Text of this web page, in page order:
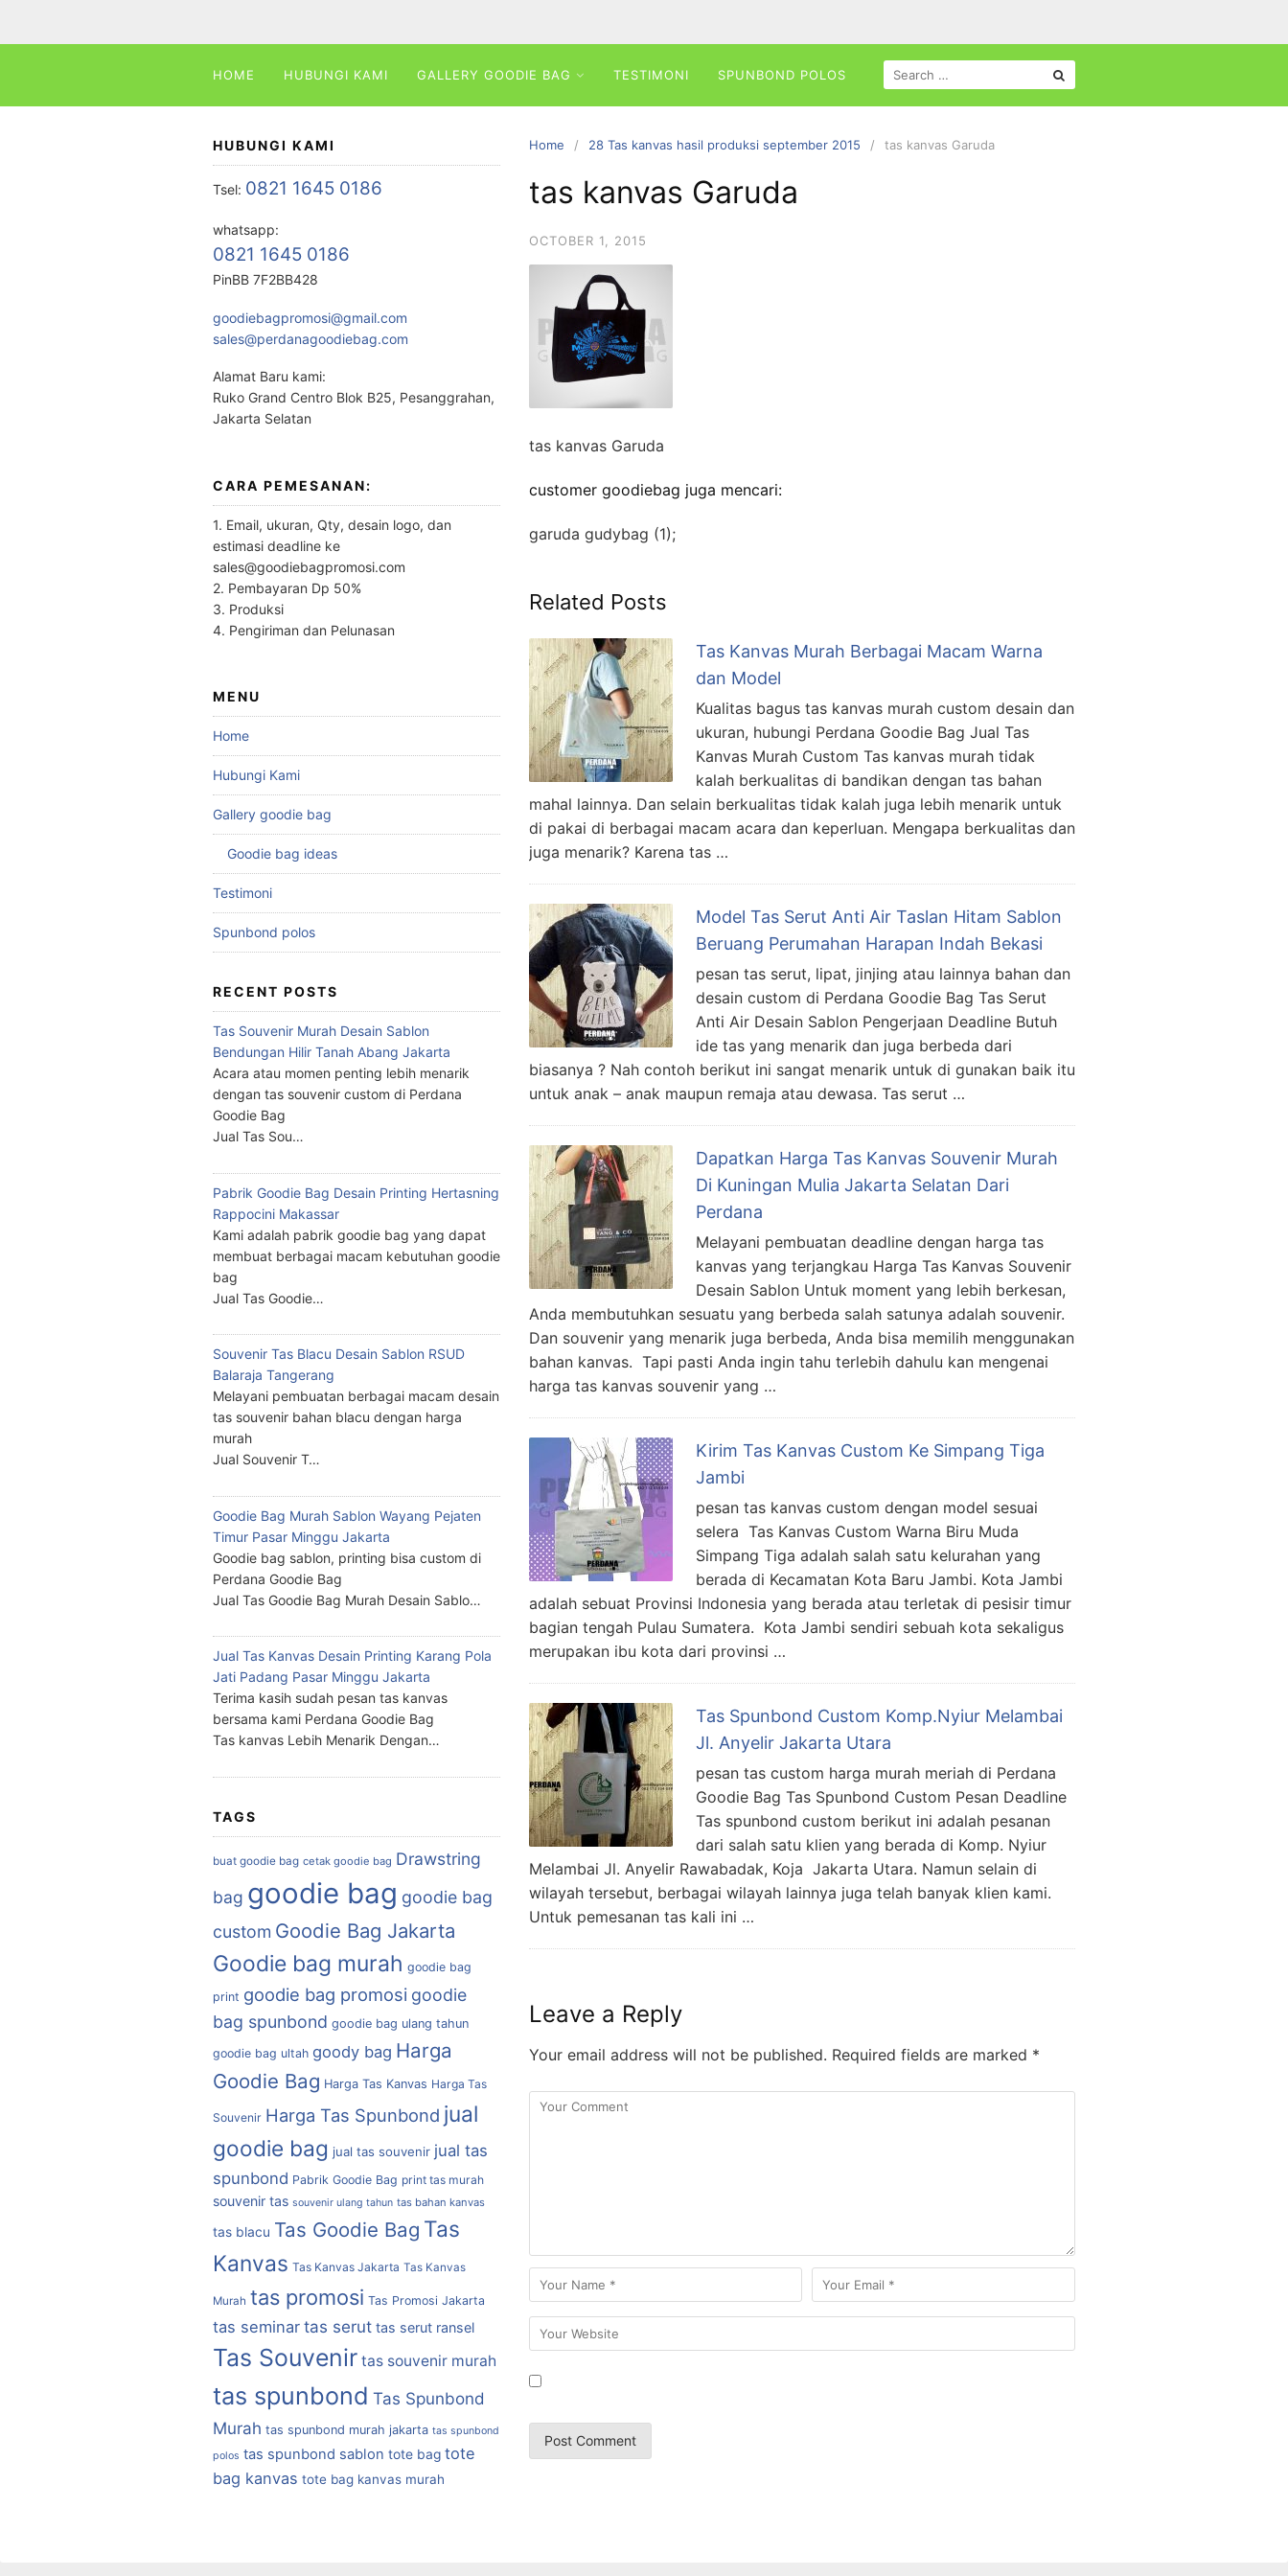
HOME HUBUNGI KAMI GALLERY GOODIE BAG TESTIMONI SPUNBOND POLOS
SEARCH
FOR:
Home 28 Tas kanvas hasil produksi september 2015 tas kanvas Garuda
tas kanvas Garuda
OCTOBER 1, 2015
tas kanvas Garuda
customer goodiebag juga mencari:
garuda gudybag (1);
Related Posts
Tas Kanvas Murah Berbagai Macam Warna
dan Model
Kualitas bagus tas kanvas murah custom desain dan
ukuran, hubungi Perdana Goodie Bag Jual Tas
Kanvas Murah Custom Tas kanvas murah tidak
kalah berkualitas di bandikan dengan tas bahan
mahal lainnya. Dan selain berkualitas tidak kalah juga lebih menarik untuk
di pakai di berbagai macam acara dan keperluan. Mengapa berkualitas dan
juga menarik? Karena tas …
Model Tas Serut Anti Air Taslan Hitam Sablon
Beruang Perumahan Harapan Indah Bekasi
pesan tas serut, lipat, jinjing atau lainnya bahan dan
desain custom di Perdana Goodie Bag Tas Serut
Anti Air Desain Sablon Pengerjaan Deadline Butuh
ide tas yang menarik dan juga berbeda dari
biasanya ? Nah contoh berikut ini sangat menarik untuk di gunakan baik itu
untuk anak – anak maupun remaja atau dewasa. Tas serut …
Dapatkan Harga Tas Kanvas Souvenir Murah
Di Kuningan Mulia Jakarta Selatan Dari
Perdana
Melayani pembuatan deadline dengan harga tas
kanvas yang terjangkau Harga Tas Kanvas Souvenir
Desain Sablon Untuk moment yang lebih berkesan,
Anda membutuhkan sesuatu yang berbeda salah satunya adalah souvenir.
Dan souvenir yang menarik juga berbeda, Anda bisa memilih menggunakan
bahan kanvas. Tapi pasti Anda ingin tahu terlebih dahulu kan mengenai
harga tas kanvas souvenir yang …
Kirim Tas Kanvas Custom Ke Simpang Tiga
Jambi
pesan tas kanvas custom dengan model sesuai
selera Tas Kanvas Custom Warna Biru Muda
Simpang Tiga adalah salah satu kelurahan yang
berada di Kecamatan Kota Baru Jambi. Kota Jambi
adalah sebuat Provinsi Indonesia yang berada atau terletak di pesisir timur
bagian tengah Pulau Sumatera. Kota Jambi sendiri sebuah kota sekaligus
merupakan ibu kota dari provinsi …
Tas Spunbond Custom Komp.Nyiur Melambai
Jl. Anyelir Jakarta Utara
pesan tas custom harga murah meriah di Perdana
Goodie Bag Tas Spunbond Custom Pesan Deadline
Tas spunbond custom berikut ini adalah pesanan
dari salah satu klien yang berada di Komp. Nyiur
Melambai Jl. Anyelir Rawabadak, Koja Jakarta Utara. Namun selain di
wilayah tersebut, berbagai wilayah lainnya juga telah banyak klien kami.
Untuk pemesanan tas kali ini …
Leave a Reply
Your email address will not be published. Required fields are marked *
HUBUNGI KAMI
Tsel: 0821 1645 0186
whatsapp:
0821 1645 0186
PinBB 7F2BB428
goodiebagpromosi@gmail.com
sales@perdanagoodiebag.com
Alamat Baru kami:
Ruko Grand Centro Blok B25, Pesanggrahan,
Jakarta Selatan
CARA PEMESANAN:
1. Email, ukuran, Qty, desain logo, dan
estimasi deadline ke
sales@goodiebagpromosi.com
2. Pembayaran Dp 50%
3. Produksi
4. Pengiriman dan Pelunasan
MENU
Home
Hubungi Kami
Gallery goodie bag
Goodie bag ideas
Testimoni
Spunbond polos
RECENT POSTS
Tas Souvenir Murah Desain Sablon
Bendungan Hilir Tanah Abang Jakarta
Acara atau momen penting lebih menarik
dengan tas souvenir custom di Perdana
Goodie Bag
Jual Tas Sou…
Pabrik Goodie Bag Desain Printing Hertasning
Rappocini Makassar
Kami adalah pabrik goodie bag yang dapat
membuat berbagai macam kebutuhan goodie
bag
Jual Tas Goodie…
Souvenir Tas Blacu Desain Sablon RSUD
Balaraja Tangerang
Melayani pembuatan berbagai macam desain
tas souvenir bahan blacu dengan harga
murah
Jual Souvenir T…
Goodie Bag Murah Sablon Wayang Pejaten
Timur Pasar Minggu Jakarta
Goodie bag sablon, printing bisa custom di
Perdana Goodie Bag
Jual Tas Goodie Bag Murah Desain Sablo…
Jual Tas Kanvas Desain Printing Karang Pola
Jati Padang Pasar Minggu Jakarta
Terima kasih sudah pesan tas kanvas
bersama kami Perdana Goodie Bag
Tas kanvas Lebih Menarik Dengan…
TAGS
buat goodie bag cetak goodie bag Drawstring
bag goodie bag goodie bag
custom Goodie Bag Jakarta
Goodie bag murah goodie bag
print goodie bag promosi goodie
bag spunbond goodie bag ulang tahun
goodie bag ultah goody bag Harga
Goodie Bag Harga Tas Kanvas Harga Tas
Souvenir Harga Tas Spunbond jual
goodie bag jual tas souvenir jual tas
spunbond Pabrik Goodie Bag print tas murah
souvenir tas souvenir ulang tahun tas bahan kanvas
tas blacu Tas Goodie Bag Tas
Kanvas Tas Kanvas Jakarta Tas Kanvas
Murah tas promosi Tas Promosi Jakarta
tas seminar tas serut tas serut ransel
Tas Souvenir tas souvenir murah
tas spunbond Tas Spunbond
Murah tas spunbond murah jakarta tas spunbond
polos tas spunbond sablon tote bag tote
bag kanvas tote bag kanvas murah